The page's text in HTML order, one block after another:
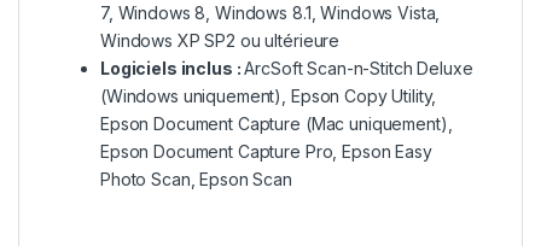
7, Windows 8, Windows 8.1, Windows Vista,
Windows XP SP2 ou ultérieure
Logiciels inclus :ArcSoft Scan-n-Stitch Deluxe
(Windows uniquement), Epson Copy Utility,
Epson Document Capture (Mac uniquement),
Epson Document Capture Pro, Epson Easy
Photo Scan, Epson Scan